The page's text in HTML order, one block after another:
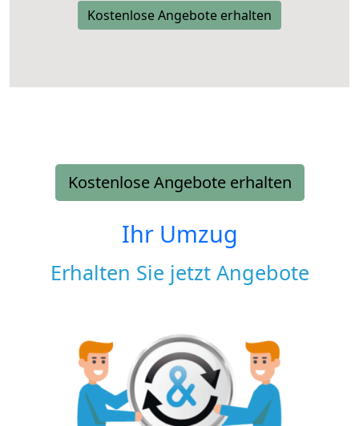
Kostenlose Angebote erhalten
Kostenlose Angebote erhalten
Ihr Umzug
Erhalten Sie jetzt Angebote